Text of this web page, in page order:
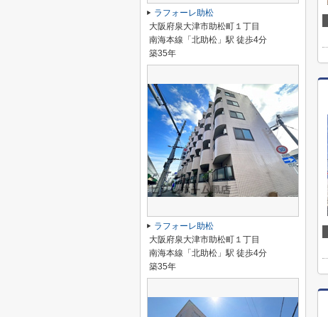
ラフォーレ助松
大阪府泉大津市助松町１丁目
南海本線「北助松」駅 徒歩4分
築35年
ラフォーレ助松
大阪府泉大津市助松町１丁目
南海本線「北助松」駅 徒歩4分
築35年